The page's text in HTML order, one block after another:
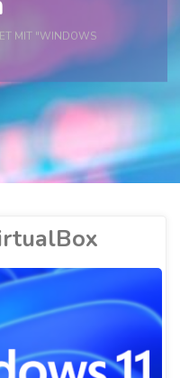
MIT "WINDOWS